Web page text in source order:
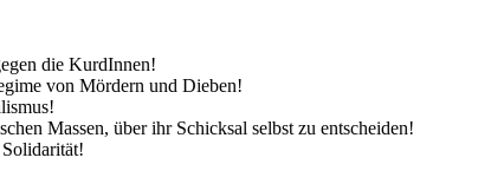
die KurdInnen!
von Mördern und Dieben!
Massen, über ihr Schicksal selbst zu entscheiden!